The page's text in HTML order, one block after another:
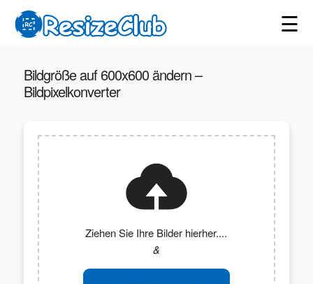
☰
Bildgröße auf 600x600 ändern –
Bildpixelkonverter
Ziehen Sie Ihre Bilder hierher....
&